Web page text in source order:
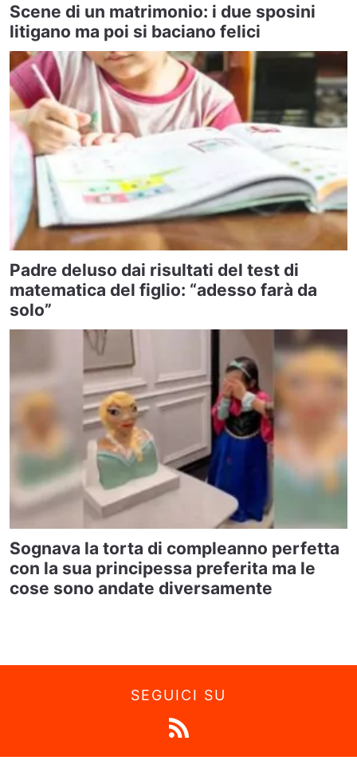
Scene di un matrimonio: i due sposini
litigano ma poi si baciano felici
Padre deluso dai risultati del test di
matematica del figlio: “adesso farà da
solo”
Sognava la torta di compleanno perfetta
con la sua principessa preferita ma le
cose sono andate diversamente
SEGUICI SU